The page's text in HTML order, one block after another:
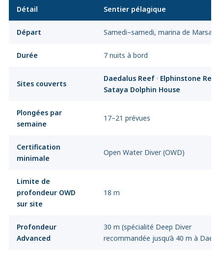
Détail Sentier pélagique
Départ Samedi–samedi, marina de Marsa
Durée 7 nuits à bord
Sites couverts
Daedalus Reef · Elphinstone Reef
Sataya Dolphin House
Plongées par
semaine
17–21 prévues
Certification
minimale
Open Water Diver (OWD)
Limite de
profondeur OWD
sur site
18 m
Profondeur
Advanced
30 m (spécialité Deep Diver
recommandée jusqu’à 40 m à